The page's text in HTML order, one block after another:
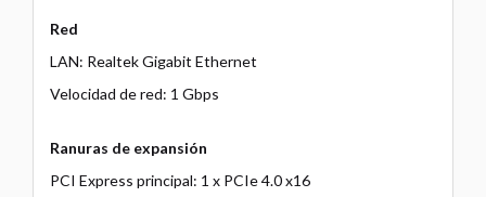
Red
LAN: Realtek Gigabit Ethernet
Velocidad de red: 1 Gbps
Ranuras de expansión
PCI Express principal: 1 x PCIe 4.0 x16